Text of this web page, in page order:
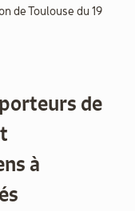
de Toulouse du 19
porteurs de
à